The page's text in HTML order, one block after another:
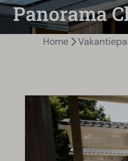
Panorama
Home